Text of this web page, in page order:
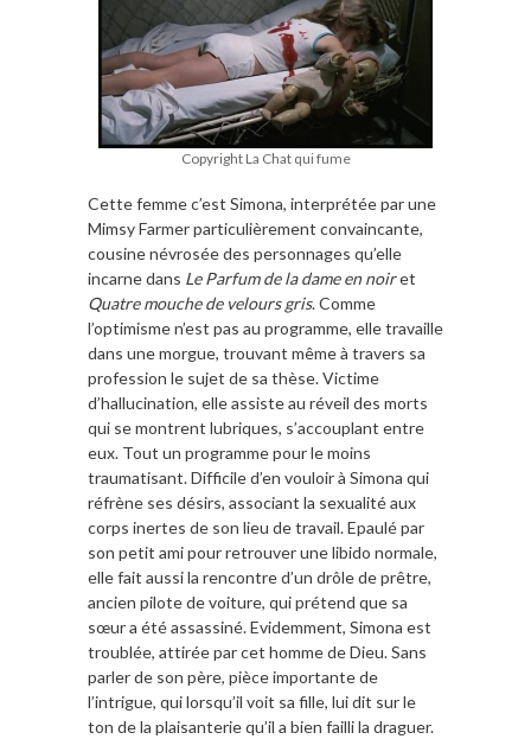
Copyright La Chat qui fume
Cette femme c’est Simona, interprétée par une
Mimsy Farmer particulièrement convaincante,
cousine névrosée des personnages qu’elle
incarne dans Le Parfum de la dame en noiret
Quatre mouche de velours gris. Comme
l’optimisme n’est pas au programme, elle travaille
dans une morgue, trouvant même à travers sa
profession le sujet de sa thèse. Victime
d’hallucination, elle assiste au réveil des morts
qui se montrent lubriques, s’accouplant entre
eux. Tout un programme pour le moins
traumatisant. Difficile d’en vouloir à Simona qui
réfrène ses désirs, associant la sexualité aux
corps inertes de son lieu de travail. Epaulé par
son petit ami pour retrouver une libido normale,
elle fait aussi la rencontre d’un drôle de prêtre,
ancien pilote de voiture, qui prétend que sa
sœur a été assassiné. Evidemment, Simona est
troublée, attirée par cet homme de Dieu. Sans
parler de son père, pièce importante de
l’intrigue, qui lorsqu’il voit sa fille, lui dit sur le
ton de la plaisanterie qu’il a bien failli la draguer.